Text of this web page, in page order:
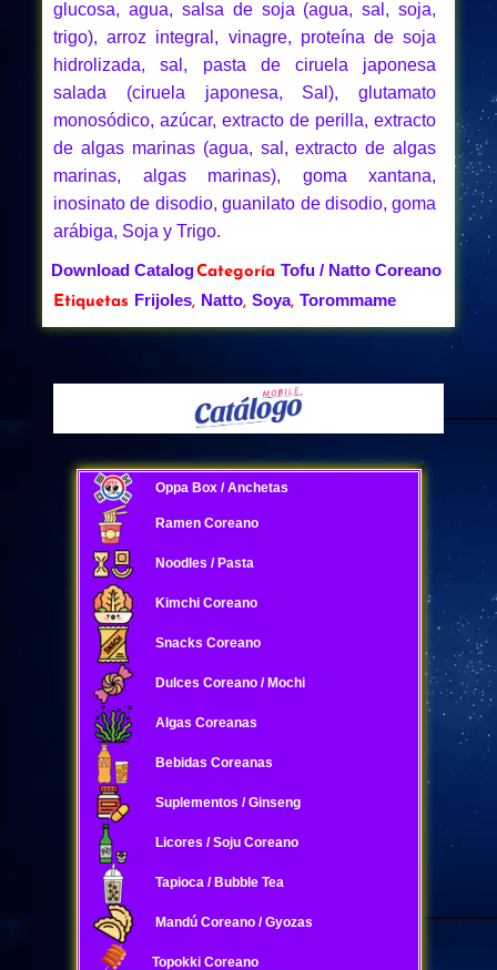
glucosa, agua, salsa de soja (agua, sal, soja,
trigo), arroz integral, vinagre, proteína de soja
hidrolizada, sal, pasta de ciruela japonesa
salada (ciruela japonesa, Sal), glutamato
monosódico, azúcar, extracto de perilla, extracto
de algas marinas (agua, sal, extracto de algas
marinas, algas marinas), goma xantana,
inosinato de disodio, guanilato de disodio, goma
arábiga, Soja y Trigo.
Download CatalogCategoría Tofu / Natto Coreano
Etiquetas Frijoles, Natto, Soya, Torommame
Oppa Box / Anchetas
Ramen Coreano
Noodles / Pasta
Kimchi Coreano
Snacks Coreano
Dulces Coreano / Mochi
Algas Coreanas
Bebidas Coreanas
Suplementos / Ginseng
Licores / Soju Coreano
Tapioca / Bubble Tea
Mandú Coreano / Gyozas
Topokki Coreano